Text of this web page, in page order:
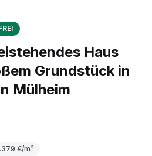
Haus
Grundstück in
Mülheim
€/m²